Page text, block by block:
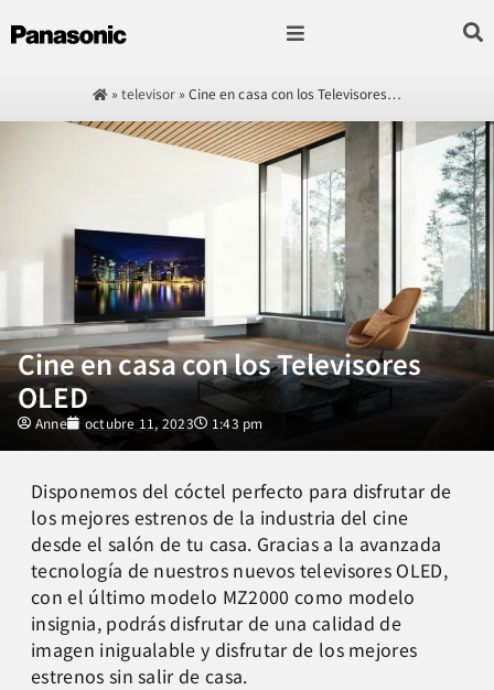
»televisor »Cine en casa con los Televisores…
Cine en casa con los Televisores
OLED
Anne octubre 11, 2023 1:43 pm
Disponemos del cóctel perfecto para disfrutar de
los mejores estrenos de la industria del cine
desde el salón de tu casa. Gracias a la avanzada
tecnología de nuestros nuevos televisores OLED,
con el último modelo MZ2000 como modelo
insignia, podrás disfrutar de una calidad de
imagen inigualable y disfrutar de los mejores
estrenos sin salir de casa.